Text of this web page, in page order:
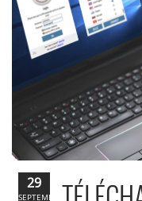
29
SEPTEMBRE